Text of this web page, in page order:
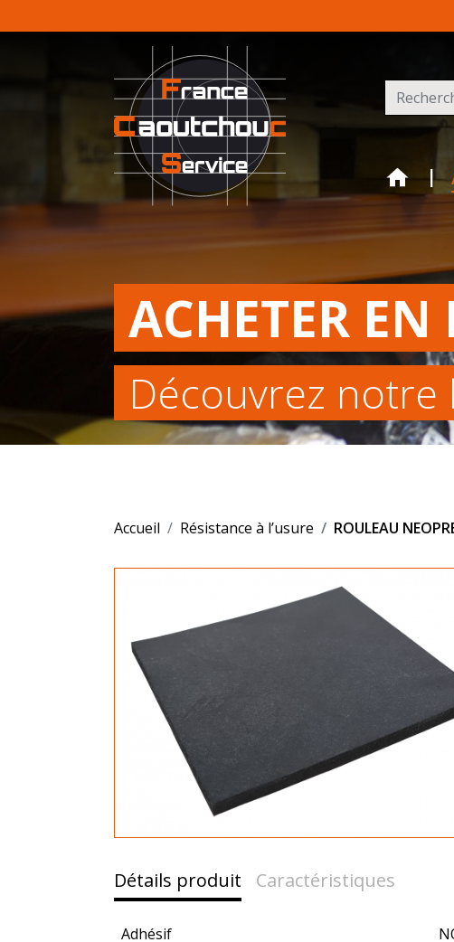
ACHETER EN
Découvrez
Accueil Résistance à l’usure ROULEAU
Détails produit Caractéristiques
Adhésif